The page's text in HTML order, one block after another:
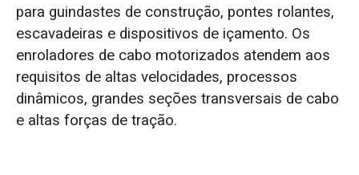
para guindastes de construção, pontes rolantes,
escavadeiras e dispositivos de içamento. Os
enroladores de cabo motorizados atendem aos
requisitos de altas velocidades, processos
dinâmicos, grandes seções transversais de cabo
e altas forças de tração.